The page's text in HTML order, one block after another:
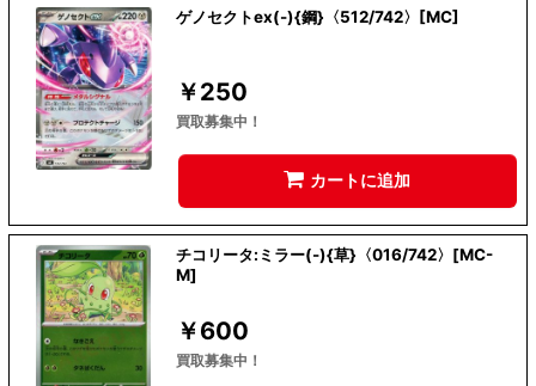
ゲノセクトex(-){鋼}〈512/742〉[MC]
￥250
買取募集中！
カートに追加
チコリータ:ミラー(-){草}〈016/742〉[MC-
M]
￥600
買取募集中！